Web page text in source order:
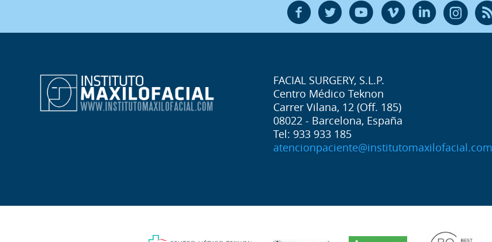
F T Y V L Ñ
FACIAL SURGERY, S.L.P.
Centro Médico Teknon
Carrer Vilana, 12 (Off. 185)
08022 - Barcelona, España
Tel: 933 933 185
atencionpaciente@institutomaxilofacial.com